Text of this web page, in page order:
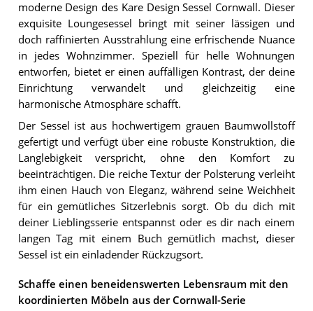
moderne Design des Kare Design Sessel Cornwall. Dieser
exquisite Loungesessel bringt mit seiner lässigen und
doch raffinierten Ausstrahlung eine erfrischende Nuance
in jedes Wohnzimmer. Speziell für helle Wohnungen
entworfen, bietet er einen auffälligen Kontrast, der deine
Einrichtung verwandelt und gleichzeitig eine
harmonische Atmosphäre schafft.
Der Sessel ist aus hochwertigem grauen Baumwollstoff
gefertigt und verfügt über eine robuste Konstruktion, die
Langlebigkeit verspricht, ohne den Komfort zu
beeinträchtigen. Die reiche Textur der Polsterung verleiht
ihm einen Hauch von Eleganz, während seine Weichheit
für ein gemütliches Sitzerlebnis sorgt. Ob du dich mit
deiner Lieblingsserie entspannst oder es dir nach einem
langen Tag mit einem Buch gemütlich machst, dieser
Sessel ist ein einladender Rückzugsort.
Schaffe einen beneidenswerten Lebensraum mit den
koordinierten Möbeln aus der Cornwall-Serie